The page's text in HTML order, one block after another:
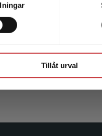
Tillåt urval
A
301 kr